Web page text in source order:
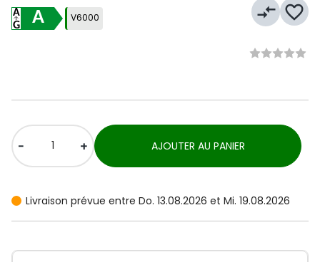
A V6000 compare_arrows favorite_border
- + AJOUTER AU PANIER
Livraison prévue entre Do. 13.08.2026 et Mi. 19.08.2026